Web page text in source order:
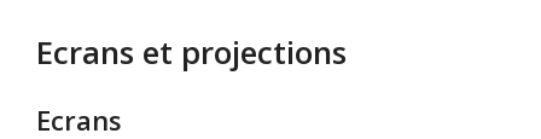
Ecrans et projections
Ecrans